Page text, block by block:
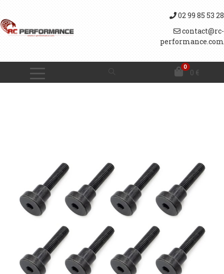
02 99 85 53 28
contact@rc-
performance.com
0
0 €